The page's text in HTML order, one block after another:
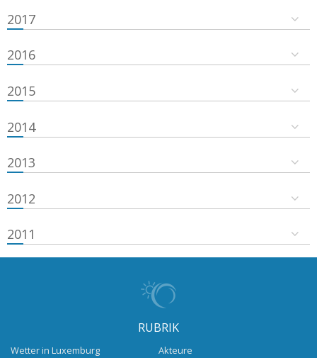
2017
2016
2015
2014
2013
2012
2011
RUBRIK
Wetter in Luxemburg
Akteure